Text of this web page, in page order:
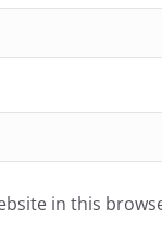
in this